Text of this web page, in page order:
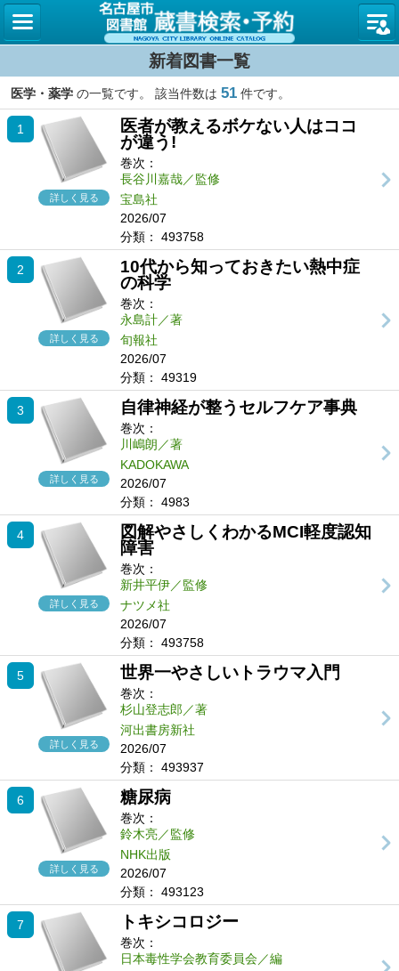
名古屋
新着図書一覧
医学・薬学 の一覧です。 該当件数は 51 件です。
1
詳しく見る
医者が教えるボケない人はココ
が違う!
巻次：
長谷川嘉哉／監修
宝島社
2026/07
分類：
493758
2
詳しく見る
10代から知っておきたい熱中症
の科学
巻次：
永島計／著
旬報社
2026/07
分類：
49319
3
詳しく見る
自律神経が整うセルフケア事典
巻次：
川嶋朗／著
KADOKAWA
2026/07
分類：
4983
4
詳しく見る
図解やさしくわかるMCI軽度認知
障害
巻次：
新井平伊／監修
ナツメ社
2026/07
分類：
493758
5
詳しく見る
世界一やさしいトラウマ入門
巻次：
杉山登志郎／著
河出書房新社
2026/07
分類：
493937
6
詳しく見る
糖尿病
巻次：
鈴木亮／監修
NHK出版
2026/07
分類：
493123
7 トキシコロジー
巻次：
日本毒性学会教育委員会／編